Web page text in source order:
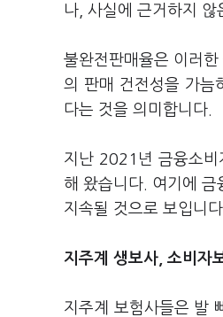
나, 사실에 근거하지 않
불완전판매율은 이러
의 판매 건전성을 가늠
다는 것을 의미합니다.
지난 2021년 금융소비
해 왔습니다. 여기에
지속될 것으로 보입니다.
지주계 생보사, 소비자
지주계 보험사들은 발